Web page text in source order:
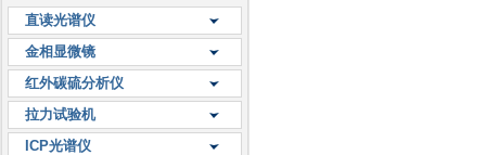
直读光谱仪
金相显微镜
红外碳硫分析仪
拉力试验机
ICP光谱仪